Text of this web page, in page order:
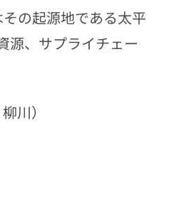
の起源地である太平
源、サプライチェー
川）